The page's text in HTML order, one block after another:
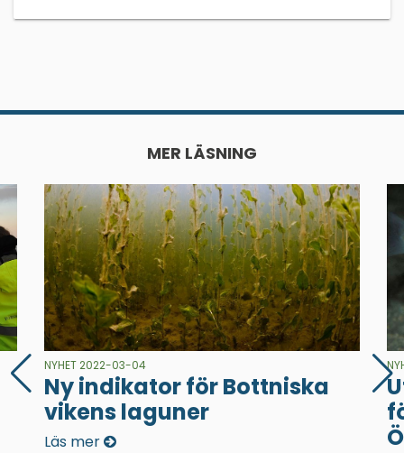
MER LÄSNING
NYHET 2022-03-04
Ny indikator för Bottniska
vikens laguner
Läs mer